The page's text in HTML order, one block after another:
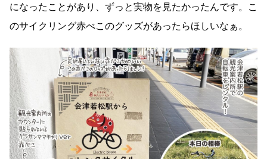
になったことがあり、ずっと実物を見たかったんです。こ
のサイクリング赤べこのグッズがあったらほしいなぁ。